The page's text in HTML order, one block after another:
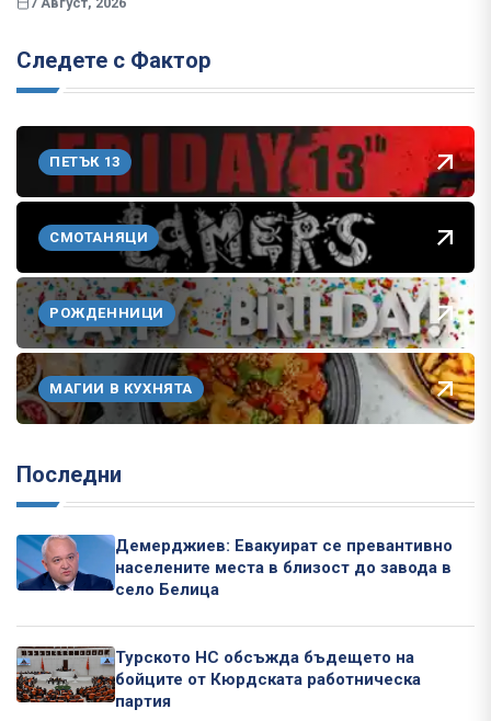
Следете с Фактор
ПЕТЪК 13
СМОТАНЯЦИ
РОЖДЕННИЦИ
МАГИИ В КУХНЯТА
Последни
Демерджиев: Евакуират се превантивно
населените места в близост до завода в
село Белица
Турското НС обсъжда бъдещето на
бойците от Кюрдската работническа
партия